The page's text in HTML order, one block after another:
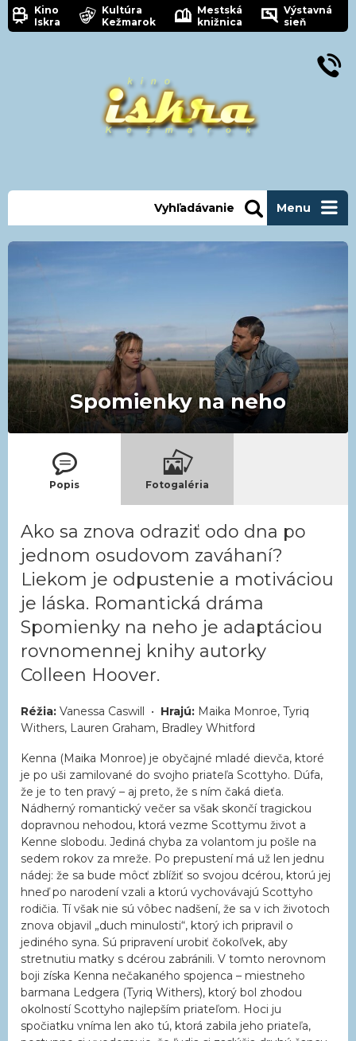
Kino
Iskra
Kultúra
Kežmarok
Mestská
knižnica
Výstavná
sieň
Menu
Vyhľadávanie
Spomienky na neho
Popis Fotogaléria
Ako sa znova odraziť odo dna po
jednom osudovom zaváhaní?
Liekom je odpustenie a motiváciou
je láska. Romantická dráma
Spomienky na neho je adaptáciou
rovnomennej knihy autorky
Colleen Hoover.
Réžia: Vanessa Caswill • Hrajú: Maika Monroe, Tyriq
Withers, Lauren Graham, Bradley Whitford
Kenna (Maika Monroe) je obyčajné mladé dievča, ktoré
je po uši zamilované do svojho priateľa Scottyho. Dúfa,
že je to ten pravý – aj preto, že s ním čaká dieťa.
Nádherný romantický večer sa však skončí tragickou
dopravnou nehodou, ktorá vezme Scottymu život a
Kenne slobodu. Jediná chyba za volantom ju pošle na
sedem rokov za mreže. Po prepustení má už len jednu
nádej: že sa bude môcť zblížiť so svojou dcérou, ktorú jej
hneď po narodení vzali a ktorú vychovávajú Scottyho
rodičia. Tí však nie sú vôbec nadšení, že sa v ich životoch
znova objavil „duch minulosti“, ktorý ich pripravil o
jediného syna. Sú pripravení urobiť čokoľvek, aby
stretnutiu matky s dcérou zabránili. V tomto nerovnom
boji získa Kenna nečakaného spojenca – miestneho
barmana Ledgera (Tyriq Withers), ktorý bol zhodou
okolností Scottyho najlepším priateľom. Hoci ju
spočiatku vníma len ako tú, ktorá zabila jeho priateľa,